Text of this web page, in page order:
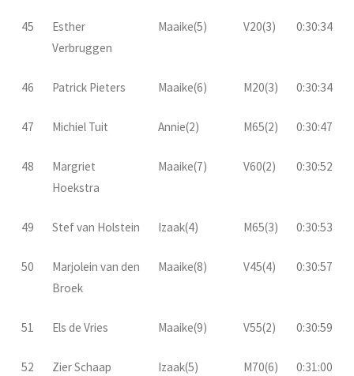
45
Esther
Verbruggen
Maaike(5) V20(3) 0:30:34
46 Patrick Pieters Maaike(6) M20(3) 0:30:34
47 Michiel Tuit Annie(2) M65(2) 0:30:47
48
Margriet
Hoekstra
Maaike(7) V60(2) 0:30:52
49 Stef van Holstein Izaak(4) M65(3) 0:30:53
50
Marjolein van den
Broek
Maaike(8) V45(4) 0:30:57
51 Els de Vries Maaike(9) V55(2) 0:30:59
52 Zier Schaap Izaak(5) M70(6) 0:31:00